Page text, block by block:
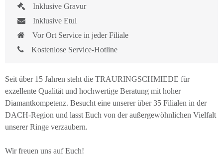
Inklusive Gravur
Inklusive Etui
Vor Ort Service in jeder Filiale
Kostenlose Service-Hotline
Seit über 15 Jahren steht die TRAURINGSCHMIEDE für
exzellente Qualität und hochwertige Beratung mit hoher
Diamantkompetenz. Besucht eine unserer über 35 Filialen in der
DACH-Region und lasst Euch von der außergewöhnlichen Vielfalt
unserer Ringe verzaubern.
Wir freuen uns auf Euch!